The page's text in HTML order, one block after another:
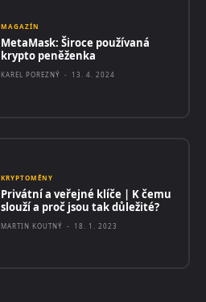
MAGAZÍN
MetaMask: Široce používaná
krypto peněženka
KAREL POREZNÝ - 13. 4. 2024
KRYPTOMĚNY
Privátní a veřejné klíče | K čemu
slouží a proč jsou tak důležité?
MARTIN KOUTNÝ - 18. 1. 2023